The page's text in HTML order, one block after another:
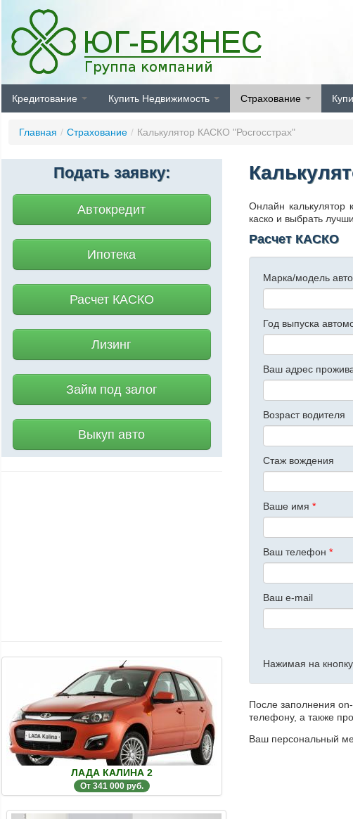
Кредитование Купить Недвижимость Страхование
Главная / Страхование / Калькулятор КАСКО "Росгосстрах"
Подать заявку:
Автокредит
Ипотека
Расчет КАСКО
Лизинг
Займ под залог
Выкуп авто
ЛАДА КАЛИНА 2
От 341 000 руб.
Онлайн калькулятор
каско и выбрать
Расчет КАСКО
Марка/модель
Год выпуска
Ваш адрес
Возраст водителя
Стаж вождения
Ваше имя*
Ваш телефон*
Ваш e-mail
Нажимая на
После заполнения
телефону, а также
Ваш персональный